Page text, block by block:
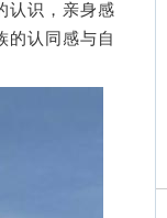
认识，亲身感
的认同感与自